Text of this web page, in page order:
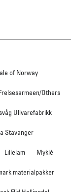
of Norway
Others
Ullvarefabrikk
Stavanger
Lillelam Myklé
materialpakker